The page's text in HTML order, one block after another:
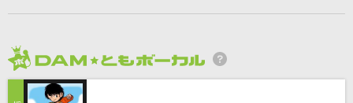
離したくはない
T-BOLAN